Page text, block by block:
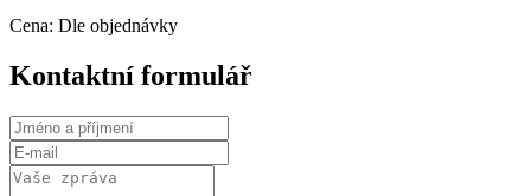
Cena: Dle objednávky
Kontaktní formulář